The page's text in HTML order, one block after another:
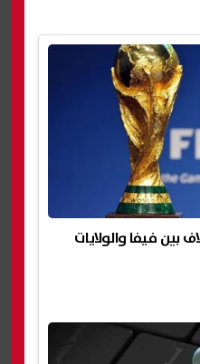
بين فيفا والولايات